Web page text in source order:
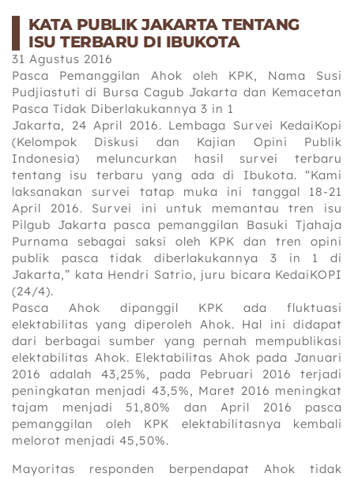
KATA PUBLIK JAKARTA TENTANG
ISU TERBARU DI IBUKOTA
31 Agustus 2016
Pasca Pemanggilan Ahok oleh KPK, Nama Susi
Pudjiastuti di Bursa Cagub Jakarta dan Kemacetan
Pasca Tidak Diberlakukannya 3 in 1
Jakarta, 24 April 2016. Lembaga Survei KedaiKopi
(Kelompok Diskusi dan Kajian Opini Publik
Indonesia‎) meluncurkan hasil survei terbaru
tentang isu terbaru yang ada di Ibukota. “Kami
laksanakan survei tatap muka ini tanggal 18-21
April 2016. Survei ini untuk memantau tren isu
Pilgub Jakarta pasca pemanggilan Basuki Tjahaja
Purnama sebagai saksi oleh KPK dan tren opini
publik pasca tidak diberlakukannya 3 in 1 di
Jakarta,” kata Hendri Satrio, juru bicara KedaiKOPI
(24/4).
Pasca Ahok dipanggil KPK ada fluktuasi
elektabilitas yang diperoleh Ahok. Hal ini didapat
dari berbagai sumber yang pernah mempublikasi
elektabilitas Ahok. Elektabilitas Ahok pada Januari
2016 adalah ‎43,25%, pada Pebruari 2016 terjadi
peningkatan menjadi 43,5%, Maret 2016 meningkat
tajam menjadi 51,80% dan April 2016 pasca
pemanggilan oleh KPK elektabilitasnya kembali
melorot menjadi 45,50%.
Mayoritas responden berpendapat Ahok tidak